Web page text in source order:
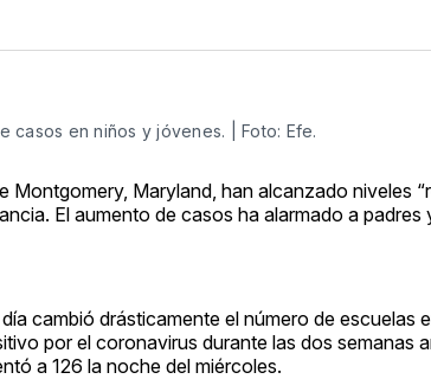
casos en niños y jóvenes. | Foto: Efe.
Montgomery, Maryland, han alcanzado niveles
El aumento de casos ha alarmado a
cambió drásticamente el número de escuelas
por el coronavirus durante las dos semanas
a 126 la noche del miércoles.